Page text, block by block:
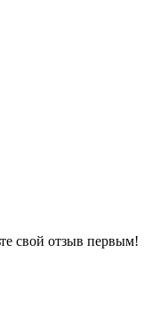
свой отзыв первым!